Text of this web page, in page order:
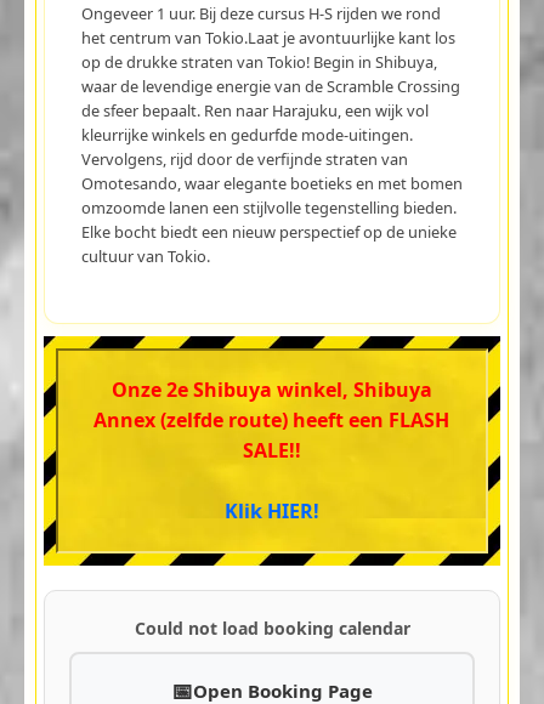
Ongeveer 1 uur. Bij deze cursus H-S rijden we rond
het centrum van Tokio.Laat je avontuurlijke kant los
op de drukke straten van Tokio! Begin in Shibuya,
waar de levendige energie van de Scramble Crossing
de sfeer bepaalt. Ren naar Harajuku, een wijk vol
kleurrijke winkels en gedurfde mode-uitingen.
Vervolgens, rijd door de verfijnde straten van
Omotesando, waar elegante boetieks en met bomen
omzoomde lanen een stijlvolle tegenstelling bieden.
Elke bocht biedt een nieuw perspectief op de unieke
cultuur van Tokio.
Onze 2e Shibuya winkel, Shibuya
Annex (zelfde route) heeft een FLASH
SALE!!
Klik HIER!
Could not load booking calendar
Open Booking Page